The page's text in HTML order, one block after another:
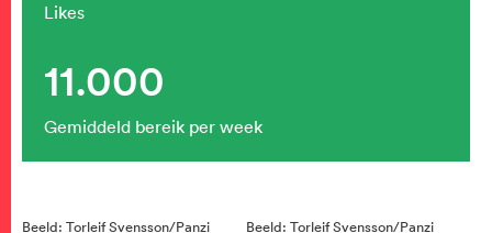
Likes
11.000
Gemiddeld bereik per week
Beeld: Torleif Svensson/Panzi
Beeld: Torleif Svensson/Panzi